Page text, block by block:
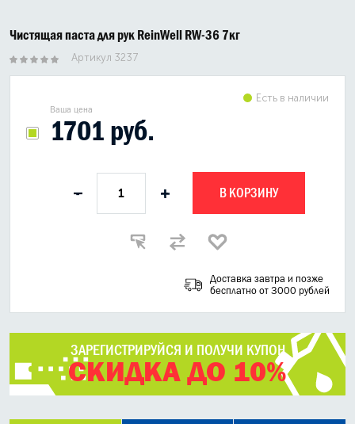
МОТО МАСЛА
Чистящая паста для рук ReinWell RW-36 7кг
Артикул 3237
Ваша цена
1701 руб.
Есть в наличии
- + В КОРЗИНУ
Доставка завтра и позже
бесплатно от 3000 рублей
ЗАРЕГИСТРИРУЙСЯ И ПОЛУЧИ КУПОН
СКИДКА ДО 10%